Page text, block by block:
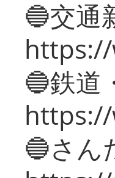
🔵交通
🔵鉄道
🔵さん